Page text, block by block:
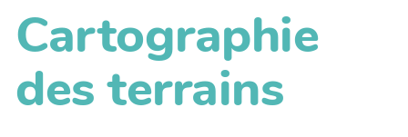
Cartographie
des terrains